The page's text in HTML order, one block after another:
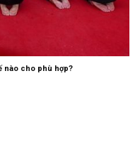
nào cho phù hợp?